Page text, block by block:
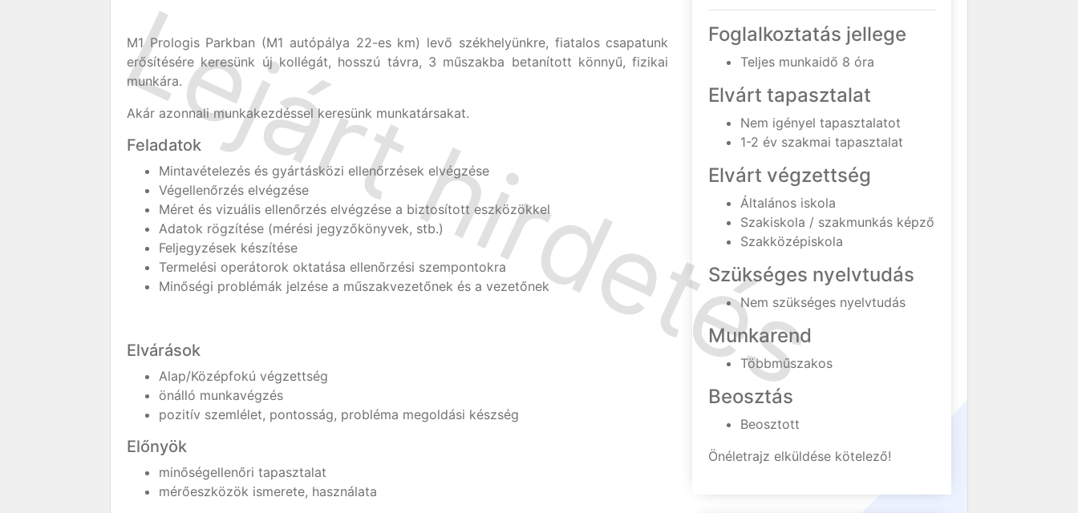
M1 Prologis Parkban (M1 autópálya 22-es km) levő székhelyünkre, fiatalos csapatunk
erősítésére keresünk új kollégát, hosszú távra, 3 műszakba betanított könnyű, fizikai
munkára.
Akár azonnali munkakezdéssel keresünk munkatársakat.
Feladatok
Mintavételezés és gyártásközi ellenőrzések elvégzése
Végellenőrzés elvégzése
Méret és vizuális ellenőrzés elvégzése a biztosított eszközökkel
Adatok rögzítése (mérési jegyzőkönyvek, stb.)
Feljegyzések készítése
Termelési operátorok oktatása ellenőrzési szempontokra
Minőségi problémák jelzése a műszakvezetőnek és a vezetőnek
Elvárások
Alap/Középfokú végzettség
önálló munkavégzés
pozitív szemlélet, pontosság, probléma megoldási készség
Előnyök
minőségellenőri tapasztalat
mérőeszközök ismerete, használata
Foglalkoztatás jellege
Teljes munkaidő 8 óra
Elvárt tapasztalat
Nem igényel tapasztalatot
1-2 év szakmai tapasztalat
Elvárt végzettség
Általános iskola
Szakiskola / szakmunkás képző
Szakközépiskola
Szükséges nyelvtudás
Nem szükséges nyelvtudás
Munkarend
Többműszakos
Beosztás
Beosztott
Önéletrajz elküldése kötelező!